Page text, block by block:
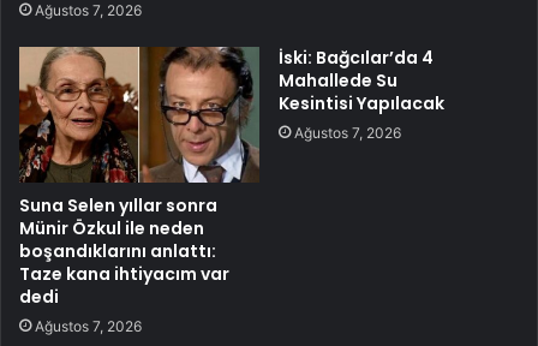
Ağustos 7, 2026
Suna Selen yıllar sonra
Münir Özkul ile neden
boşandıklarını anlattı:
Taze kana ihtiyacım var
dedi
Ağustos 7, 2026
İski: Bağcılar’da 4
Mahallede Su
Kesintisi Yapılacak
Ağustos 7, 2026